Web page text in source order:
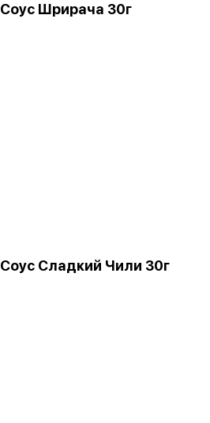
Соус Шрирача 30г
Соус Сладкий Чили 30г